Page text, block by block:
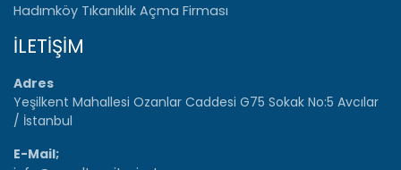
Hadımköy Tıkanıklık Açma Firması
İLETİŞİM
Adres
Yeşilkent Mahallesi Ozanlar Caddesi G75 Sokak No:5 Avcılar
/ İstanbul
E-Mail;